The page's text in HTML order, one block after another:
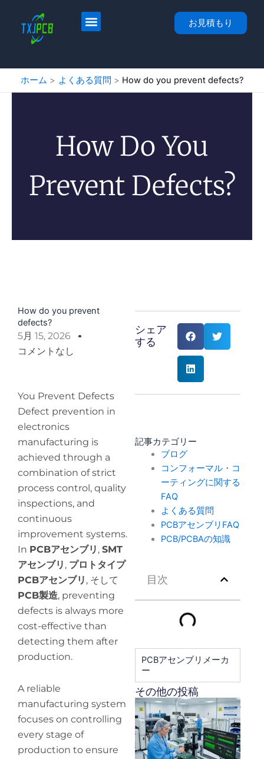
お見積もり
ホーム よくある質問 How do you prevent defects?
How Do You
Prevent Defects?
How do you prevent
defects?
5月 15, 2026
コメントなし
You Prevent Defects
Defect prevention in
electronics
manufacturing is
achieved through a
combination of strict
process control, quality
inspections, and
continuous
improvement systems.
In PCBアセンブリ , SMT
アセンブリ , プロトタイプ
PCBアセンブリ , そして
PCB製造, preventing
defects is always more
cost-effective than
detecting them after
production.
A reliable
manufacturing system
focuses on controlling
every stage of
production to ensure
シェア
する
記事カテゴリー
ブログ
コンフォーマル・コ
ーティングに関する
FAQ
よくある質問
PCBアセンブリFAQ
PCB/PCBAの知識
目次
PCBアセンブリメーカ
ー
その他の投稿